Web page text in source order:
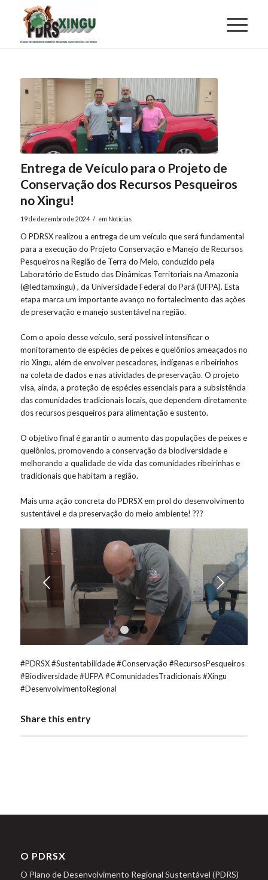
Entrega de Veículo para o Projeto de
Conservação dos Recursos Pesqueiros
no Xingu!
19 de dezembro de 2024 / em Notícias
O PDRSX realizou a entrega de um veículo que será fundamental
para a execução do Projeto Conservação e Manejo de Recursos
Pesqueiros na Região de Terra do Meio, conduzido pela
Laboratório de Estudo das Dinâmicas Territoriais na Amazonia
(@ledtamxingu) , da Universidade Federal do Pará (UFPA). Esta
etapa marca um importante avanço no fortalecimento das ações
de preservação e manejo sustentável na região.
Com o apoio desse veículo, será possível intensificar o
monitoramento de espécies de peixes e quelônios ameaçados no
rio Xingu, além de envolver pescadores, indígenas e ribeirinhos
na coleta de dados e nas atividades de preservação. O projeto
visa, ainda, a proteção de espécies essenciais para a subsistência
das comunidades tradicionais locais, que dependem diretamente
dos recursos pesqueiros para alimentação e sustento.
O objetivo final é garantir o aumento das populações de peixes e
quelônios, promovendo a conservação da biodiversidade e
melhorando a qualidade de vida das comunidades ribeirinhas e
tradicionais que habitam a região.
Mais uma ação concreta do PDRSX em prol do desenvolvimento
sustentável e da preservação do meio ambiente! ???
Próximo
1 3
#PDRSX #Sustentabilidade #Conservação #RecursosPesqueiros
#Biodiversidade #UFPA #ComunidadesTradicionais #Xingu
#DesenvolvimentoRegional
Share this entry
O PDRSX
O Plano de Desenvolvimento Regional Sustentável (PDRS)